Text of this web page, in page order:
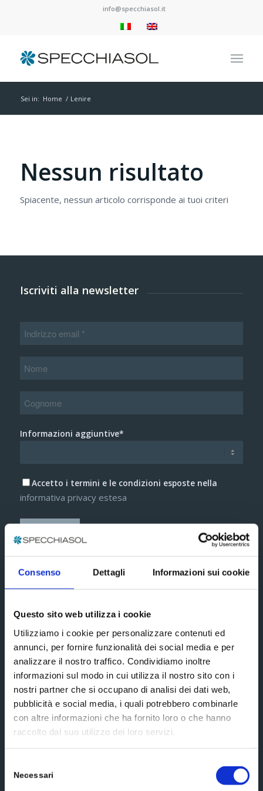
Consenso Dettagli Informazioni sui cookie
Questo sito web utilizza i cookie
Utilizziamo i cookie per personalizzare contenuti ed
annunci, per fornire funzionalità dei social media e per
analizzare il nostro traffico. Condividiamo inoltre
informazioni sul modo in cui utilizza il nostro sito con i
nostri partner che si occupano di analisi dei dati web,
pubblicità e social media, i quali potrebbero combinarle
con altre informazioni che ha fornito loro o che hanno
raccolto dal suo utilizzo dei loro servizi.
delNecessari
info@specchiasol.it
Sei in: Home / Lenire
Nessun risultato
Spiacente, nessun articolo corrisponde ai tuoi criteri
Iscriviti alla newsletter
Informazioni aggiuntive*
Accetto i termini e le condizioni esposte nella
informativa privacy estesa
Social media
Scrivici un messaggio